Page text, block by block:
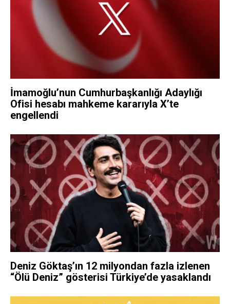
İmamoğlu’nun Cumhurbaşkanlığı Adaylığı
Ofisi hesabı mahkeme kararıyla X’te
engellendi
Deniz Göktaş’ın 12 milyondan fazla izlenen
“Ölü Deniz” gösterisi Türkiye’de yasaklandı